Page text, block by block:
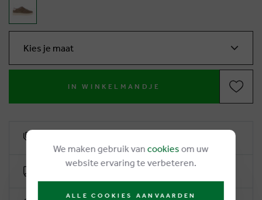
Kies je maat
IN WINKELMANDJE
Kostenlose Lieferung ab €50
We maken gebruik van cookies om uw
website ervaring te verbeteren.
ALLE COOKIES AANVAARDEN